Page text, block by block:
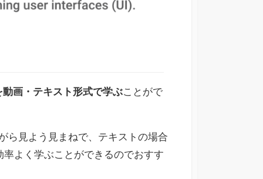
画・テキスト形式で学ぶことがで
ら見よう見まねで、テキストの場合
よく学ぶことができるのでおすす